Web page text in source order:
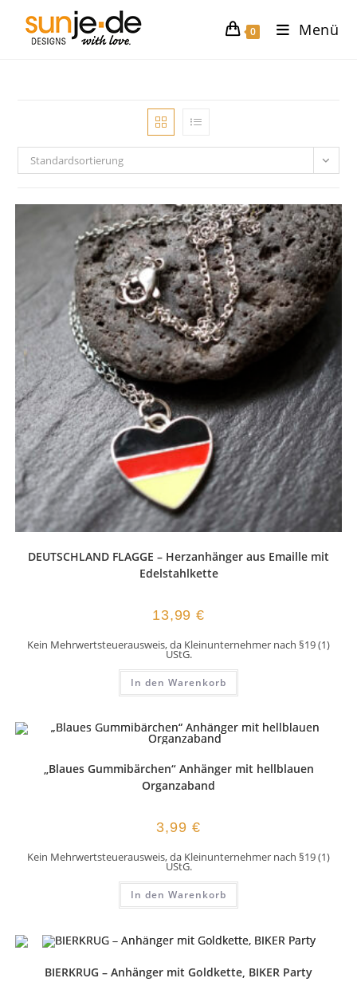
Inhalt
springen
0 Menü
Standardsortierung
DEUTSCHLAND FLAGGE – Herzanhänger aus Emaille mit
Edelstahlkette
13,99€
Kein Mehrwertsteuerausweis, da Kleinunternehmer nach §19 (1)
UStG.
In den Warenkorb
„Blaues Gummibärchen“ Anhänger mit hellblauen
Organzaband
3,99 €
Kein Mehrwertsteuerausweis, da Kleinunternehmer nach §19 (1)
UStG.
In den Warenkorb
BIERKRUG – Anhänger mit Goldkette, BIKER Party